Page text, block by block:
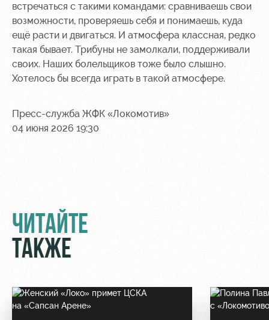
встречаться с такими командами: сравниваешь свои
возможности, проверяешь себя и понимаешь, куда
ещё расти и двигаться. И атмосфера классная, редко
такая бывает. Трибуны не замолкали, поддерживали
своих. Наших болельщиков тоже было слышно.
Хотелось бы всегда играть в такой атмосфере.
Пресс-служба ЖФК «Локомотив»
04 июня 2026 19:30
ЧИТАЙТЕ
ТАКЖЕ